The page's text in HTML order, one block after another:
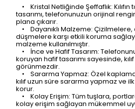
• Kristal Netliğinde Şeffaflık:
tasarımı, telefonunuzun orijinal
plana çıkarır.
• Dayanıklı Malzeme:
düşmelere karşı etkili koruma
malzeme kullanılmıştır.
• İnce ve Hafif Tasarım:
koruyan hafif tasarımı sayesinde,
görünmezdir.
• Sararma Yapmaz: Özel
kılıf uzun süre sararma yapmaz ve ilk
korur.
• Kolay Erişim: Tüm tuşlara,
kolay erişim sağlayan mükemmel